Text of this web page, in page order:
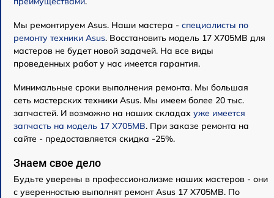
Мы ремонтируем Asus. Наши мастера - специалисты по
ремонту техники Asus. Восстановить модель 17 X705MB для
мастеров не будет новой задачей. На все виды
проведенных работ у нас имеется гарантия.
Минимальные сроки выполнения ремонта. Мы большая
сеть мастерских техники Asus. Мы имеем более 20 тыс.
запчастей. И возможно на наших складах уже имеется
запчасть на модель 17 X705MB. При заказе ремонта на
сайте - предоставляется скидка -25%.
Знаем свое дело
Будьте уверены в профессионализме наших мастеров - они
с уверенностью выполнят ремонт Asus 17 X705MB. По